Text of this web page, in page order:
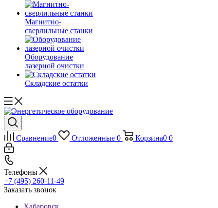
Магнитно-
сверлильные станки
Оборудование
лазерной очистки
Складские остатки
Сравнение0 Отложенные 0 Корзина0 0
Телефоны
+7 (495) 260-11-49
Заказать звонок
Хабаровск